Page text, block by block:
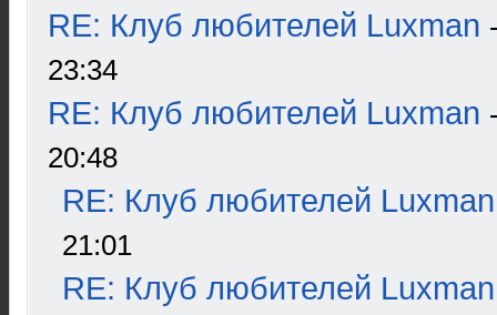
RE: Клуб любителей Luxman
23:34
RE: Клуб любителей Luxman
20:48
RE: Клуб любителей Luxman
21:01
RE: Клуб любителей Luxman